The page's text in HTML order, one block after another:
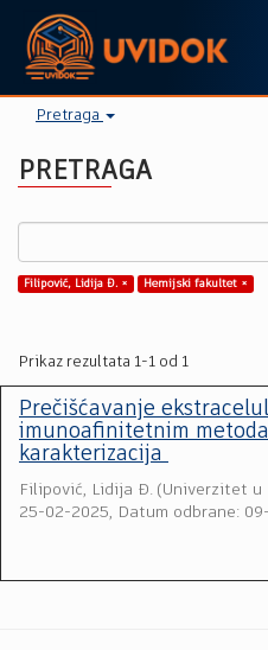
Pretraga
PRETRAGA
Filipović, Lidija Đ. × Hemijski fakultet ×
Prikaz rezultata 1-1 od 1
Prečišćavanje
imunoafinitetnim
karakterizacija
Filipović, Lidija Đ. (Univerzitet u
25-02-2025, Datum odbrane: